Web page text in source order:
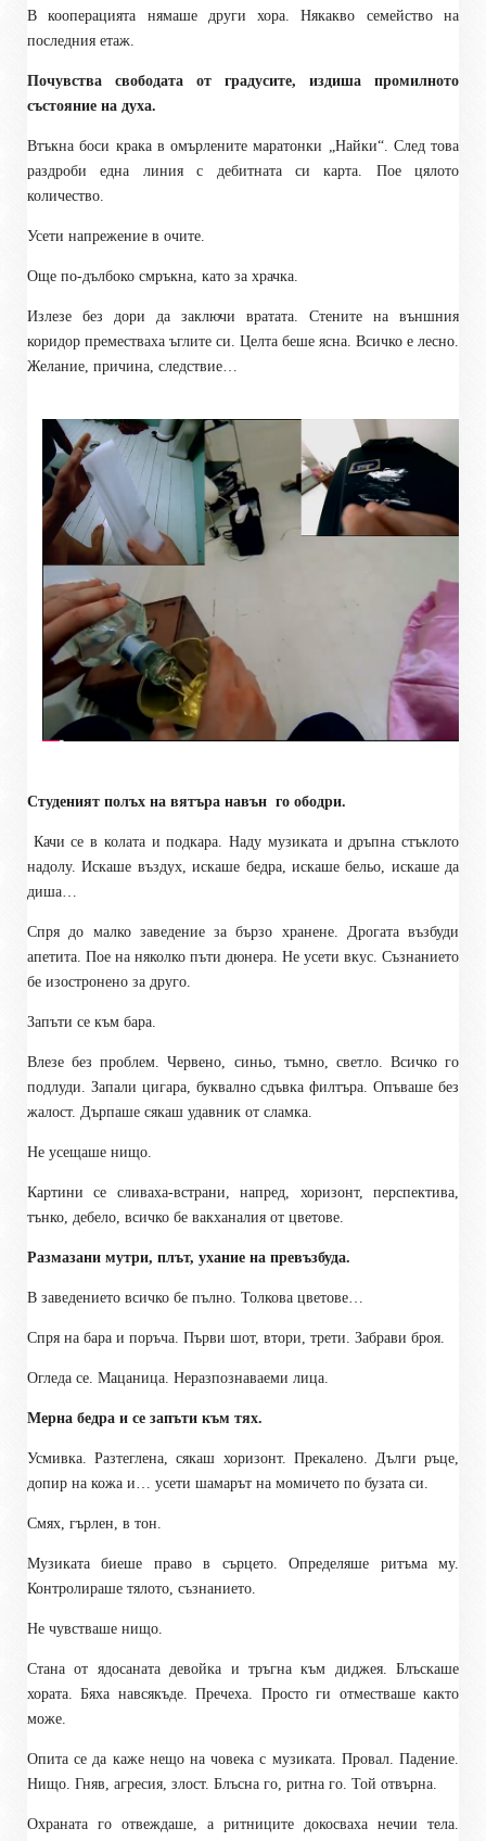
В кооперацията нямаше други хора. Някакво семейство на
последния етаж.
Почувства свободата от градусите, издиша промилното
състояние на духа.
Втъкна боси крака в омърлените маратонки „Найки“. След това
раздроби една линия с дебитната си карта. Пое цялото
количество.
Усети напрежение в очите.
Още по-дълбоко смръкна, като за храчка.
Излезе без дори да заключи вратата. Стените на външния
коридор преместваха ъглите си. Целта беше ясна. Всичко е лесно.
Желание, причина, следствие…
Студеният полъх на вятъра навън го ободри.
Качи се в колата и подкара. Наду музиката и дръпна стъклото
надолу. Искаше въздух, искаше бедра, искаше бельо, искаше да
диша…
Спря до малко заведение за бързо хранене. Дрогата възбуди
апетита. Пое на няколко пъти дюнера. Не усети вкус. Съзнанието
бе изостронено за друго.
Запъти се към бара.
Влезе без проблем. Червено, синьо, тъмно, светло. Всичко го
подлуди. Запали цигара, буквално сдъвка филтъра. Опъваше без
жалост. Дърпаше сякаш удавник от сламка.
Не усещаше нищо.
Картини се сливаха-встрани, напред, хоризонт, перспектива,
тънко, дебело, всичко бе вакханалия от цветове.
Размазани мутри, плът, ухание на превъзбуда.
В заведението всичко бе пълно. Толкова цветове…
Спря на бара и поръча. Първи шот, втори, трети. Забрави броя.
Огледа се. Мацаница. Неразпознаваеми лица.
Мерна бедра и се запъти към тях.
Усмивка. Разтеглена, сякаш хоризонт. Прекалено. Дълги ръце,
допир на кожа и… усети шамарът на момичето по бузата си.
Смях, гърлен, в тон.
Музиката биеше право в сърцето. Определяше ритъма му.
Контролираше тялото, съзнанието.
Не чувстваше нищо.
Стана от ядосаната девойка и тръгна към диджея. Блъскаше
хората. Бяха навсякъде. Пречеха. Просто ги отместваше както
може.
Опита се да каже нещо на човека с музиката. Провал. Падение.
Нищо. Гняв, агресия, злост. Блъсна го, ритна го. Той отвърна.
Охраната го отвеждаше, а ритниците докосваха нечии тела.